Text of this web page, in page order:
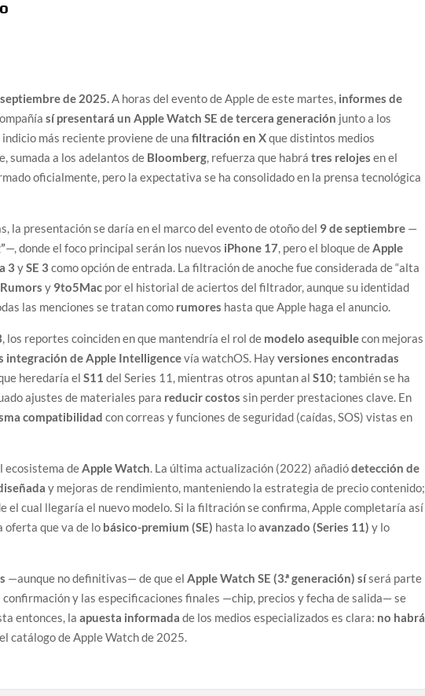
de 2025.A horas del evento de Apple de este martes, informes de
sí presentará un Apple Watch SE de tercera generación junto a los
indicio más reciente proviene de unafiltración en Xque distintos medios
sumada a los adelantos de Bloomberg, refuerza que habrátres relojes en el
oficialmente, pero la expectativa se ha consolidado en la prensa tecnológica
la presentación se daría en el marco del evento de otoño del 9 de septiembre —
—, donde el foco principal serán los nuevos iPhone 17, pero el bloque deApple
3 ySE 3 como opción de entrada. La filtración de anoche fue considerada de “alta
y 9to5Mac por el historial de aciertos del filtrador, aunque su identidad
las menciones se tratan como rumores hasta que Apple haga el anuncio.
, los reportes coinciden en que mantendría el rol de modelo asequiblecon mejoras
integración de Apple Intelligencevía watchOS. Hayversiones encontradas
heredaría elS11 del Series 11, mientras otros apuntan alS10; también se ha
ajustes de materiales para reducir costos sin perder prestaciones clave. En
compatibilidad con correas y funciones de seguridad (caídas, SOS) vistas en
ecosistema deApple Watch. La última actualización (2022) añadiódetección de
y mejoras de rendimiento, manteniendo la estrategia de precio contenido;
el cual llegaría el nuevo modelo. Si la filtración se confirma, Apple completaría así
oferta que va de lo básico-premium (SE) hasta loavanzado (Series 11) y lo
—aunque no definitivas— de que elApple Watch SE (3.ª generación) síserá parte
confirmación y las especificaciones finales —chip, precios y fecha de salida— se
entonces, laapuesta informada de los medios especializados es clara: no habrá
catálogo de Apple Watch de 2025.